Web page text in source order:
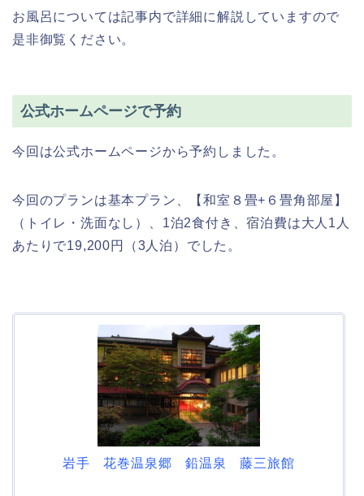
お風呂については記事内で詳細に解説していますので
是非御覧ください。
公式ホームページで予約
今回は公式ホームページから予約しました。
今回のプランは基本プラン、
【和室８畳+６畳角部屋】
（トイ レ・洗面なし）、 1泊2食付き、宿泊費は大人1人
あたりで19,200円（3人泊）でした。
岩手 花巻温泉郷 鉛温泉 藤三旅館